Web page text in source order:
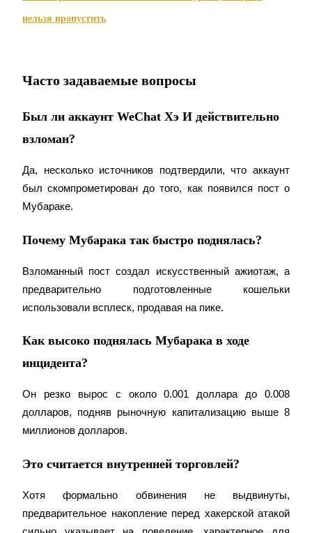
нельзя пропустить
Часто задаваемые вопросы
Был ли аккаунт WeChat Хэ И действительно
взломан?
Да, несколько источников подтвердили, что аккаунт
был скомпрометирован до того, как появился пост о
Мубараке.
Почему Мубарака так быстро поднялась?
Взломанный пост создал искусственный ажиотаж, а
предварительно подготовленные кошельки
использовали всплеск, продавая на пике.
Как высоко поднялась Мубарака в ходе
инцидента?
Он резко вырос с около 0.001 доллара до 0.008
долларов, подняв рыночную капитализацию выше 8
миллионов долларов.
Это считается внутренней торговлей?
Хотя формально обвинения не выдвинуты,
предварительное накопление перед хакерской атакой